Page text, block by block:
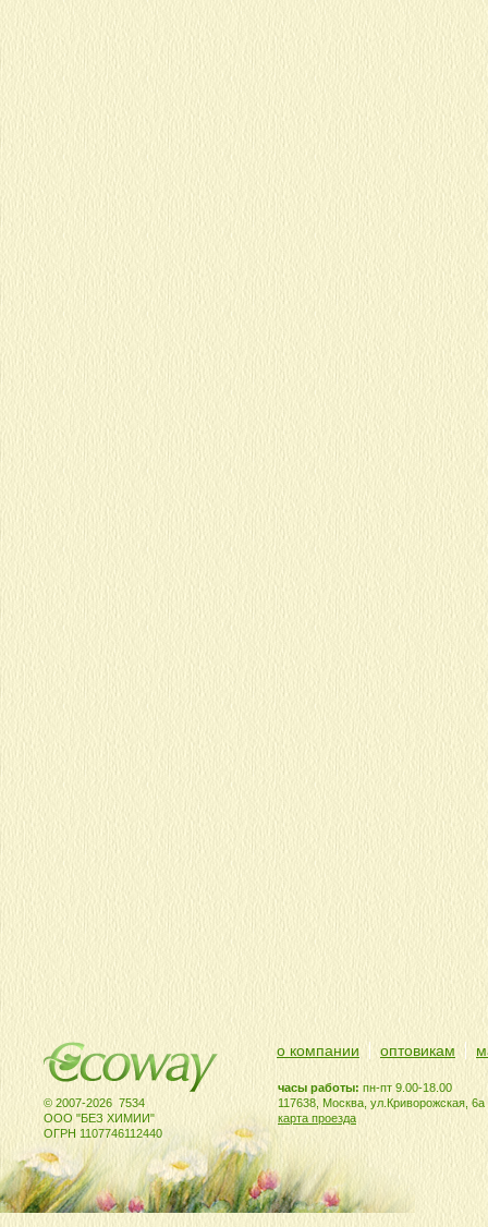
© 2007-2026 7534
ООО "БЕЗ ХИМИИ"
ОГРН 1107746112440
часы работы: пн-пт 9.00-18.00
117638, Москва, ул.Криворожская, 6а
карта проезда
о компании оптовикам